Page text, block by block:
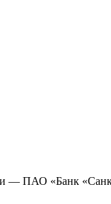
— ПАО «Банк